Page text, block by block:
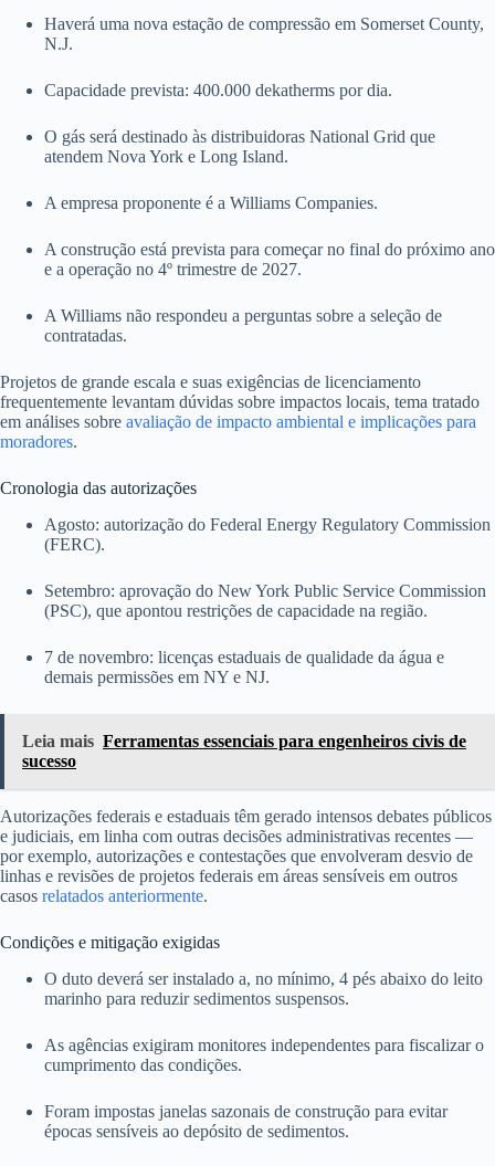
Haverá uma nova estação de compressão em Somerset County,
N.J.
Capacidade prevista: 400.000 dekatherms por dia.
O gás será destinado às distribuidoras National Grid que
atendem Nova York e Long Island.
A empresa proponente é a Williams Companies.
A construção está prevista para começar no final do próximo ano
e a operação no 4º trimestre de 2027.
A Williams não respondeu a perguntas sobre a seleção de
contratadas.
Projetos de grande escala e suas exigências de licenciamento
frequentemente levantam dúvidas sobre impactos locais, tema tratado
em análises sobre avaliação de impacto ambiental e implicações para
moradores.
Cronologia das autorizações
Agosto: autorização do Federal Energy Regulatory Commission
(FERC).
Setembro: aprovação do New York Public Service Commission
(PSC), que apontou restrições de capacidade na região.
7 de novembro: licenças estaduais de qualidade da água e
demais permissões em NY e NJ.
Leia mais Ferramentas essenciais para engenheiros civis de
sucesso
Autorizações federais e estaduais têm gerado intensos debates públicos
e judiciais, em linha com outras decisões administrativas recentes —
por exemplo, autorizações e contestações que envolveram desvio de
linhas e revisões de projetos federais em áreas sensíveis em outros
casos relatados anteriormente.
Condições e mitigação exigidas
O duto deverá ser instalado a, no mínimo, 4 pés abaixo do leito
marinho para reduzir sedimentos suspensos.
As agências exigiram monitores independentes para fiscalizar o
cumprimento das condições.
Foram impostas janelas sazonais de construção para evitar
épocas sensíveis ao depósito de sedimentos.